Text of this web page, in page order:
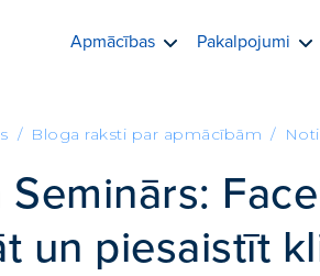
Apmācības Pakalpojumi
Bloga raksti par apmācībām
un piesaistīt